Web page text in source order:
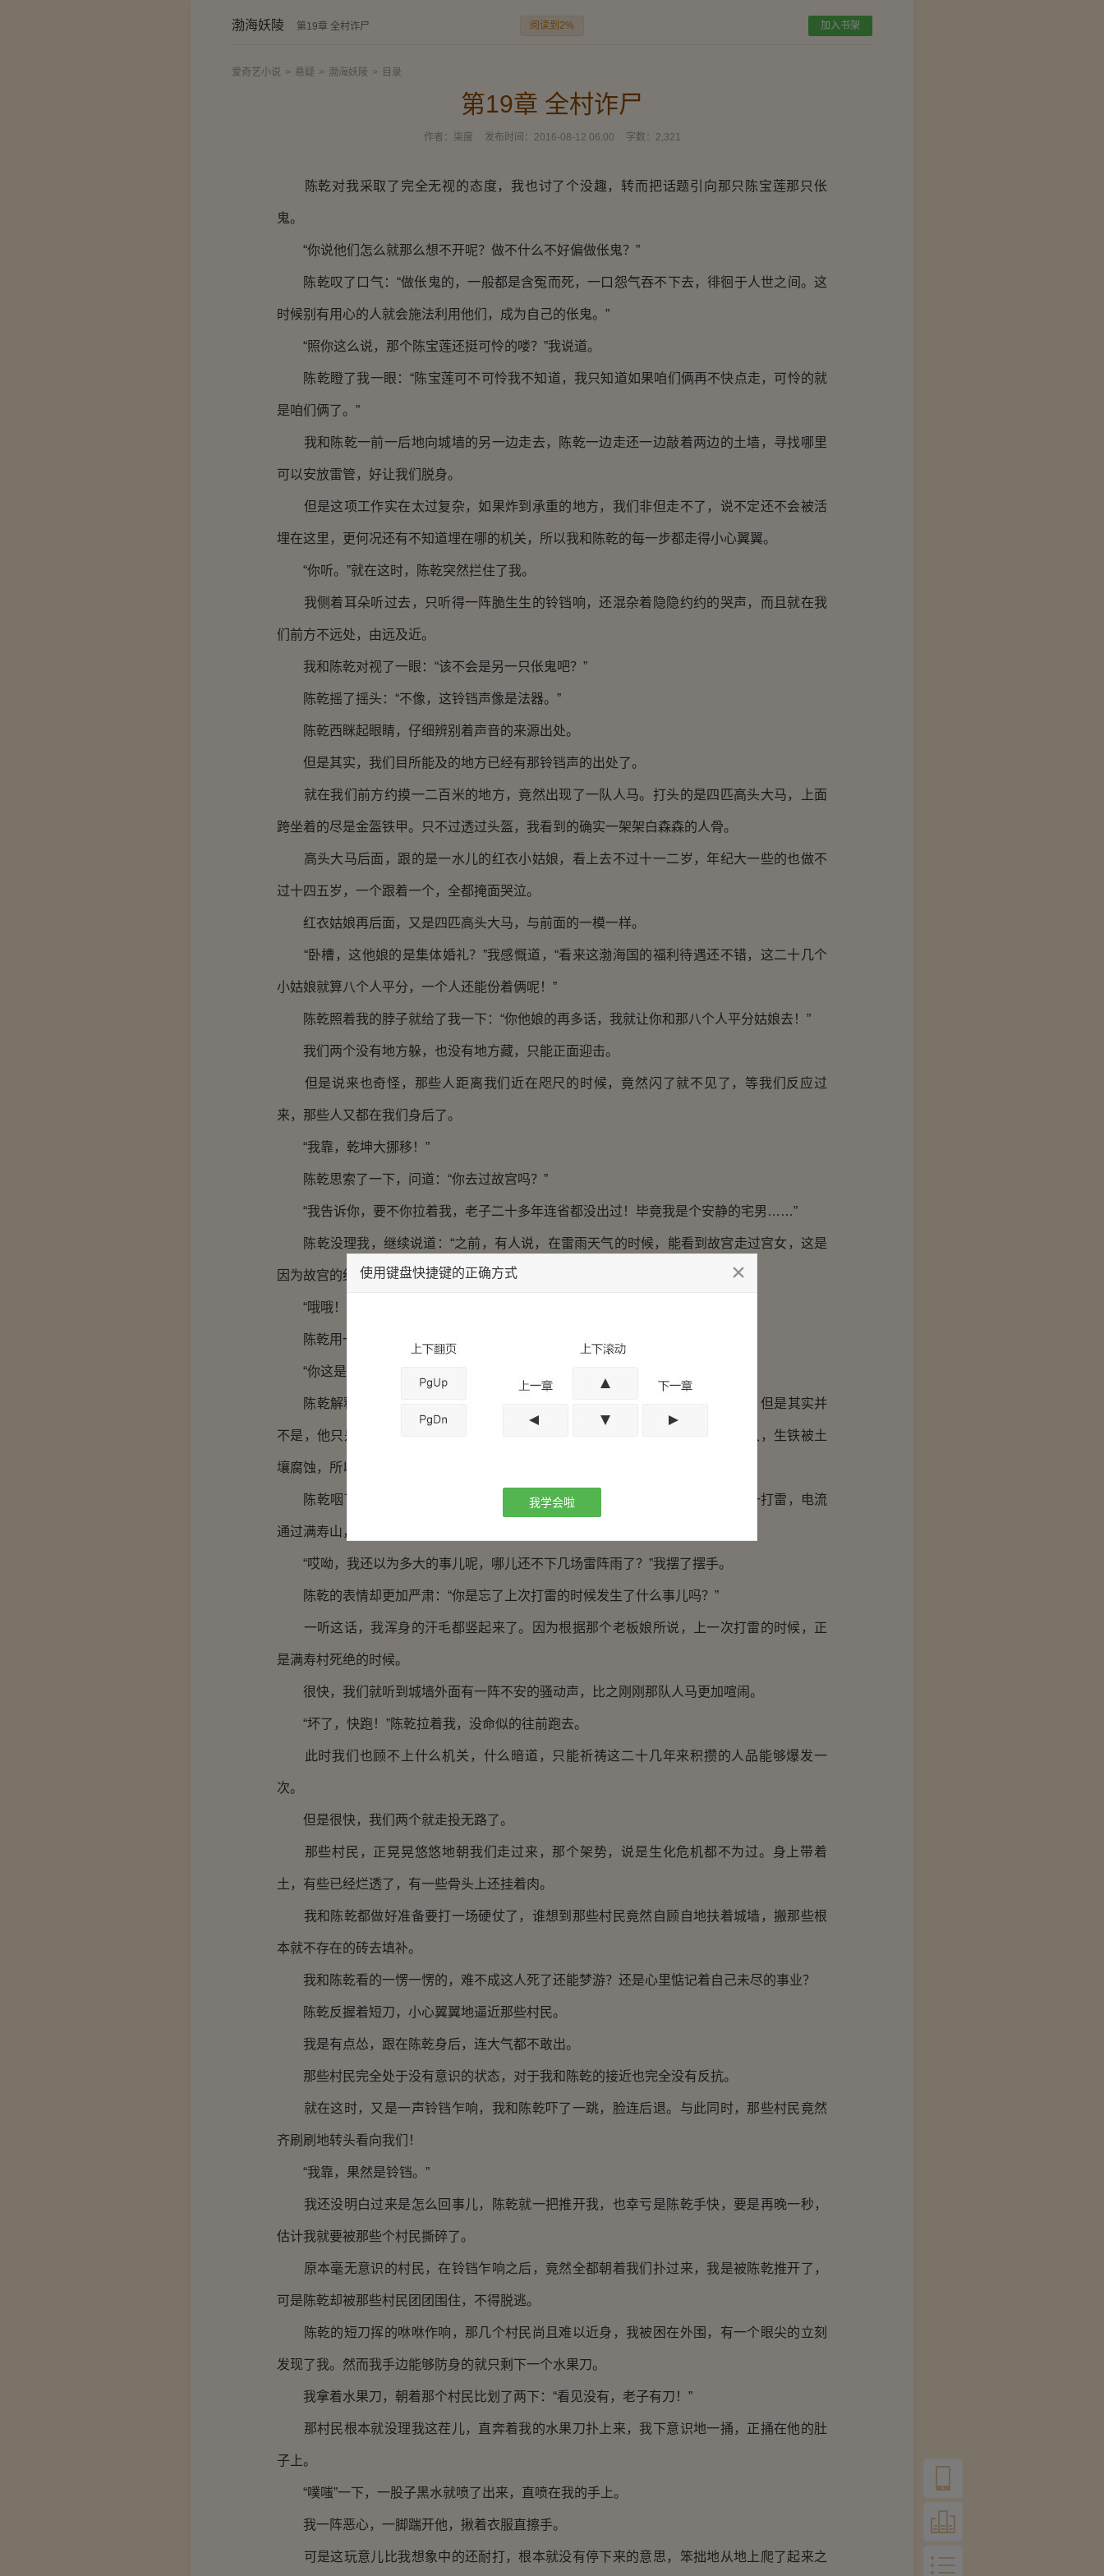
渤海妖陵 第19章 全村诈尸 阅读到2% 加入书架
爱奇艺小说 > 悬疑 > 渤海妖陵 > 目录
第19章 全村诈尸
作者： 柒度 发布时间： 2016-08-12 06:00 字数： 2,321
陈乾对我采取了完全无视的态度，我也讨了个没趣，转而把话题引向那只陈宝莲那只伥
鬼。
“你说他们怎么就那么想不开呢？做不什么不好偏做伥鬼？”
陈乾叹了口气：“做伥鬼的，一般都是含冤而死，一口怨气吞不下去，徘徊于人世之间。这
时候别有用心的人就会施法利用他们，成为自己的伥鬼。”
“照你这么说，那个陈宝莲还挺可怜的喽？”我说道。
陈乾瞪了我一眼：“陈宝莲可不可怜我不知道，我只知道如果咱们俩再不快点走，可怜的就
是咱们俩了。”
我和陈乾一前一后地向城墙的另一边走去，陈乾一边走还一边敲着两边的土墙，寻找哪里
可以安放雷管，好让我们脱身。
但是这项工作实在太过复杂，如果炸到承重的地方，我们非但走不了，说不定还不会被活
埋在这里，更何况还有不知道埋在哪的机关，所以我和陈乾的每一步都走得小心翼翼。
“你听。”就在这时，陈乾突然拦住了我。
我侧着耳朵听过去，只听得一阵脆生生的铃铛响，还混杂着隐隐约约的哭声，而且就在我
们前方不远处，由远及近。
我和陈乾对视了一眼：“该不会是另一只伥鬼吧？”
陈乾摇了摇头：“不像，这铃铛声像是法器。”
陈乾西眯起眼睛，仔细辨别着声音的来源出处。
但是其实，我们目所能及的地方已经有那铃铛声的出处了。
就在我们前方约摸一二百米的地方，竟然出现了一队人马。打头的是四匹高头大马，上面
跨坐着的尽是金盔铁甲。只不过透过头盔，我看到的确实一架架白森森的人骨。
高头大马后面，跟的是一水儿的红衣小姑娘，看上去不过十一二岁，年纪大一些的也做不
过十四五岁，一个跟着一个，全都掩面哭泣。
红衣姑娘再后面，又是四匹高头大马，与前面的一模一样。
“卧槽，这他娘的是集体婚礼？”我感慨道，“看来这渤海国的福利待遇还不错，这二十几个
小姑娘就算八个人平分，一个人还能份着俩呢！”
陈乾照着我的脖子就给了我一下：“你他娘的再多话，我就让你和那八个人平分姑娘去！”
我们两个没有地方躲，也没有地方藏，只能正面迎击。
但是说来也奇怪，那些人距离我们近在咫尺的时候，竟然闪了就不见了，等我们反应过
来，那些人又都在我们身后了。
“我靠，乾坤大挪移！”
陈乾思索了一下，问道：“你去过故宫吗？”
“我告诉你，要不你拉着我，老子二十多年连省都没出过！毕竟我是个安静的宅男……”
陈乾没理我，继续说道：“之前，有人说，在雷雨天气的时候，能看到故宫走过宫女，这是
因为故宫的红墙上刷的是四氧化三铁，一打雷就形成了录放机的效果。”
“哦哦！”我指着那队已经过去的人马，“所以你这是什么意思？”
陈乾用一种没文化，真可怕的眼神看着我：“也许咱们两个都想错了。”
“你这是什么意思啊？”
陈乾解释道：“进来的时候，我的罗盘失灵，我们全都以为满寿山是一座矿山，但是其实并
不是，他只是将铁矿打碎了，熔铸在城墙里面，所以我的罗盘才会失灵。天长日久，生铁被土
壤腐蚀，所以我们才那么容易炸出一个口子来。”
陈乾咽了口唾沫，继续说道：“再加上氧化，所以产生了录放机的效果，外面一打雷，电流
通过满寿山，所以才会形成这种局面。”
“哎呦，我还以为多大的事儿呢，哪儿还不下几场雷阵雨了？”我摆了摆手。
陈乾的表情却更加严肃：“你是忘了上次打雷的时候发生了什么事儿吗？”
一听这话，我浑身的汗毛都竖起来了。因为根据那个老板娘所说，上一次打雷的时候，正
是满寿村死绝的时候。
很快，我们就听到城墙外面有一阵不安的骚动声，比之刚刚那队人马更加喧闹。
“坏了，快跑！”陈乾拉着我，没命似的往前跑去。
此时我们也顾不上什么机关，什么暗道，只能祈祷这二十几年来积攒的人品能够爆发一
次。
但是很快，我们两个就走投无路了。
那些村民，正晃晃悠悠地朝我们走过来，那个架势，说是生化危机都不为过。身上带着
土，有些已经烂透了，有一些骨头上还挂着肉。
我和陈乾都做好准备要打一场硬仗了，谁想到那些村民竟然自顾自地扶着城墙，搬那些根
本就不存在的砖去填补。
我和陈乾看的一愣一愣的，难不成这人死了还能梦游？还是心里惦记着自己未尽的事业？
陈乾反握着短刀，小心翼翼地逼近那些村民。
我是有点怂，跟在陈乾身后，连大气都不敢出。
那些村民完全处于没有意识的状态，对于我和陈乾的接近也完全没有反抗。
就在这时，又是一声铃铛乍响，我和陈乾吓了一跳，脸连后退。与此同时，那些村民竟然
齐刷刷地转头看向我们！
“我靠，果然是铃铛。”
我还没明白过来是怎么回事儿，陈乾就一把推开我，也幸亏是陈乾手快，要是再晚一秒，
估计我就要被那些个村民撕碎了。
原本毫无意识的村民，在铃铛乍响之后，竟然全都朝着我们扑过来，我是被陈乾推开了，
可是陈乾却被那些村民团团围住，不得脱逃。
陈乾的短刀挥的咻咻作响，那几个村民尚且难以近身，我被困在外围，有一个眼尖的立刻
发现了我。然而我手边能够防身的就只剩下一个水果刀。
我拿着水果刀，朝着那个村民比划了两下：“看见没有，老子有刀！”
那村民根本就没理我这茬儿，直奔着我的水果刀扑上来，我下意识地一捅，正捅在他的肚
子上。
“噗嗤”一下，一股子黑水就喷了出来，直喷在我的手上。
我一阵恶心，一脚踹开他，揪着衣服直擦手。
可是这玩意儿比我想象中的还耐打，根本就没有停下来的意思，笨拙地从地上爬了起来之
使用键盘快捷键的正确方式
我学会啦